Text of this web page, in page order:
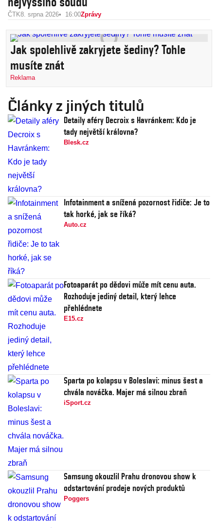
ČTK8. srpna 2026 16:00Zprávy
Jak spolehlivě zakryjete šediny? Tohle
musíte znát
Reklama
Články z jiných titulů
Detaily aféry Decroix s Havránkem: Kdo je
tady největší královna?
Blesk.cz
Infotainment a snížená pozornost řidiče: Je to
tak horké, jak se říká?
Auto.cz
Fotoaparát po dědovi může mít cenu auta.
Rozhoduje jediný detail, který lehce
přehlédnete
E15.cz
Sparta po kolapsu v Boleslavi: minus šest a
chvála nováčka. Majer má silnou zbraň
iSport.cz
Samsung okouzlil Prahu dronovou show k
odstartování prodeje nových produktů
Poggers